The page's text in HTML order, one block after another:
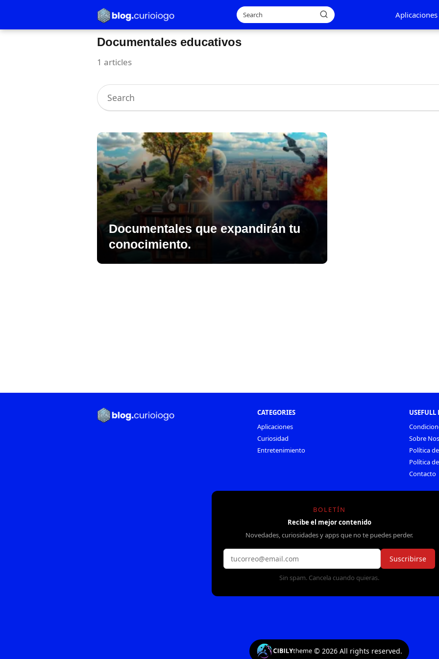
Aplicaciones
Documentales educativos
1 articles
Documentales que expandirán tu
conocimiento.
CATEGORIES
Aplicaciones
Curiosidad
Entretenimiento
USEFULL
Sobre
Política
Política
Contacto
BOLETÍN
Recibe el mejor contenido
Novedades, curiosidades y apps que no te puedes perder.
Suscribirse
Sin spam. Cancela cuando quieras.
©2026 All rights reserved.